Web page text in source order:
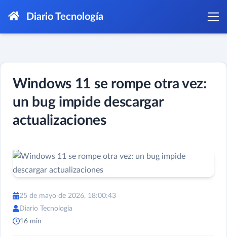
Diario Tecnología
Windows 11 se rompe otra vez:
un bug impide descargar
actualizaciones
25 de mayo de 2026, 18:00:43
Diario Tecnología
16 min